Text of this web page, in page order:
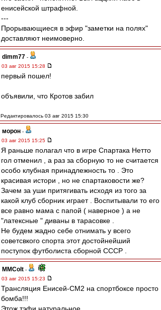
енисейской штрафной.
---
Прорывающиеся в эфир "заметки на полях"
доставляют неимоверно.
dimm77 -
03 авг 2015 15:28
первый пошел!
объявили, что Кротов забил
Редактировалось 03 авг 2015 15:30
морон -
03 авг 2015 15:25
Я раньше полагал что в игре Спартака Нетто
гол отменил , а раз за сборную то не считается
особо клубная принадлежность то . Это
красивая истори , но не спартаковости же?
Зачем за уши притягивать исходя из того за
какой клуб сборник играет . Воспитывали то его
все равно мама с папой ( наверное ) а не
"латексные " диваны в тарасовке .
Не будем жадно себе отнимать у всего
советсвкого спорта этот достойнейший
поступок футболиста сборной СССР .
MMColt -
03 авг 2015 15:23
Трансляция Енисей-СМ2 на спортбоксе просто
бомба!!!